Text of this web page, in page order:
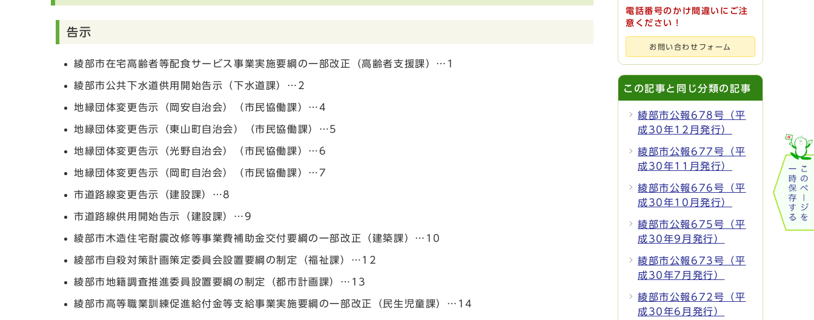
告示
綾部市在宅高齢者等配食サービス事業実施要綱の一部改正（高齢者支援課）…1
綾部市公共下水道供用開始告示（下水道課）…2
地縁団体変更告示（岡安自治会）（市民協働課）…4
地縁団体変更告示（東山町自治会）（市民協働課）…5
地縁団体変更告示（光野自治会）（市民協働課）…6
地縁団体変更告示（岡町自治会）（市民協働課）…7
市道路線変更告示（建設課）…8
市道路線供用開始告示（建設課）…9
綾部市木造住宅耐震改修等事業費補助金交付要綱の一部改正（建築課）…10
綾部市自殺対策計画策定委員会設置要綱の制定（福祉課）…12
綾部市地籍調査推進委員設置要綱の制定（都市計画課）…13
綾部市高等職業訓練促進給付金等支給事業実施要綱の一部改正（民生児童課）…14
電話番号のかけ間違いにご注
意ください！
お問い合わせフォーム
この記事と同じ分類の記事
綾部市公報678号（平
成30年12月発行）
綾部市公報677号（平
成30年11月発行）
綾部市公報676号（平
成30年10月発行）
綾部市公報675号（平
成30年9月発行）
綾部市公報673号（平
成30年7月発行）
綾部市公報672号（平
成30年6月発行）